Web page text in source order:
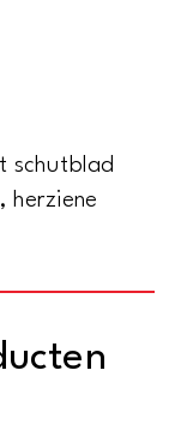
schutblad
herziene